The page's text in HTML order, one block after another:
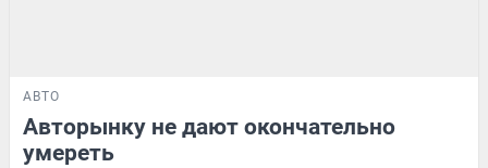
АВТО
Авторынку не дают окончательно
умереть